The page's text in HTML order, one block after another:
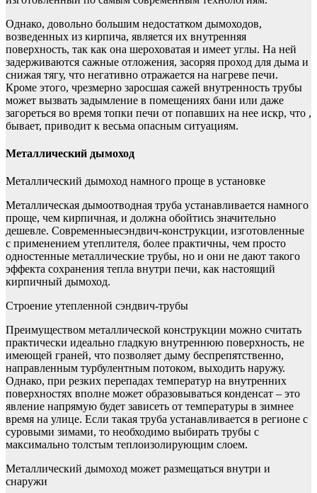
Однако, довольно большим недостатком дымоходов,
возведенных из кирпича, является их внутренняя
поверхность, так как она шероховатая и имеет углы. На ней
задерживаются сажные отложения, засоряя проход для дыма и
снижая тягу, что негативно отражается на нагреве печи.
Кроме этого, чрезмерно заросшая сажей внутренность трубы
может вызвать задымление в помещениях бани или даже
загореться во время топки печи от попавших на нее искр, что ,
бывает, приводит к весьма опасным ситуациям.
Металлический дымоход
Металлический дымоход намного проще в установке
Металлическая дымоотводная труба устанавливается намного
проще, чем кирпичная, и должна обойтись значительно
дешевле. Современныесэндвич-конструкции, изготовленные
с применением утеплителя, более практичны, чем просто
одностенные металлические трубы, но и они не дают такого
эффекта сохранения тепла внутри печи, как настоящий
кирпичный дымоход.
Строение утепленной сэндвич-трубы
Преимуществом металлической конструкции можно считать
практически идеально гладкую внутреннюю поверхность, не
имеющей граней, что позволяет дыму беспрепятственно,
направленным турбулентным потоком, выходить наружу.
Однако, при резких перепадах температур на внутренних
поверхностях вполне может образовываться конденсат – это
явление напрямую будет зависеть от температуры в зимнее
время на улице. Если такая труба устанавливается в регионе с
суровыми зимами, то необходимо выбирать трубы с
максимально толстым теплоизолирующим слоем.
Металлический дымоход может размещаться внутри и
снаружи